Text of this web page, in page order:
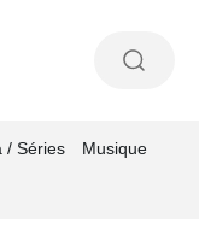
/ Séries Musique